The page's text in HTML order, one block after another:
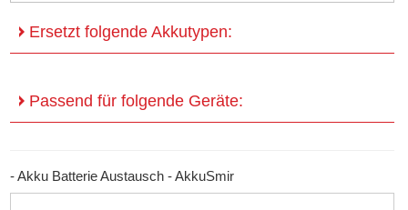
Ersetzt folgende Akkutypen:
Passend für folgende Geräte:
- Akku Batterie Austausch - AkkuSmir